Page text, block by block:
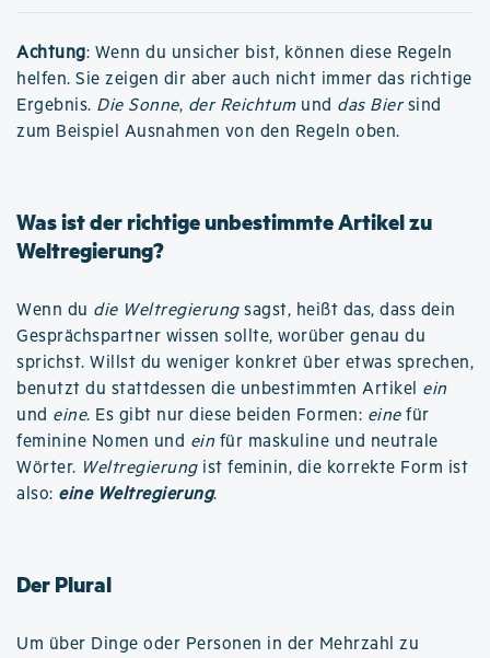
Achtung: Wenn du unsicher bist, können diese Regeln
helfen. Sie zeigen dir aber auch nicht immer das richtige
Ergebnis. Die Sonne, der Reichtumund das Biersind
zum Beispiel Ausnahmen von den Regeln oben.
Was ist der richtige unbestimmte Artikel zu
Weltregierung?
Wenn du die Weltregierungsagst, heißt das, dass dein
Gesprächspartner wissen sollte, worüber genau du
sprichst. Willst du weniger konkret über etwas sprechen,
benutzt du stattdessen die unbestimmten Artikel ein
und eine. Es gibt nur diese beiden Formen: einefür
feminine Nomen und ein für maskuline und neutrale
Wörter. Weltregierungist feminin, die korrekte Form ist
also: eine Weltregierung.
Der Plural
Um über Dinge oder Personen in der Mehrzahl zu